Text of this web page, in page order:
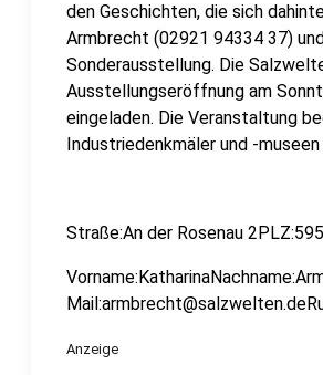
den Geschichten, die sich
Armbrecht (02921 94334 37)
Sonderausstellung. Die
Ausstellungseröffnung am
eingeladen. Die Veranstaltung
Industriedenkmäler und -
Straße:An der Rosenau
Anzeige